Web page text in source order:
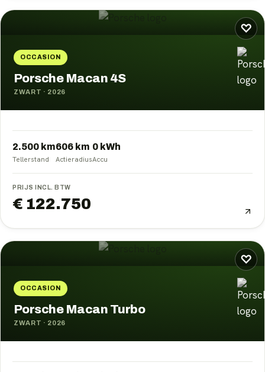
♡
OCCASION
Porsche Macan 4S
ZWART · 2026
2.500 km
Tellerstand
606 km
Actieradius
0 kWh
Accu
PRIJS INCL. BTW
€ 122.750
♡
OCCASION
Porsche Macan Turbo
ZWART · 2026